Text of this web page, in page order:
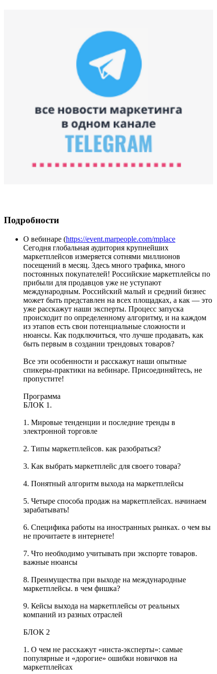
Подробности
О вебинаре (https://event.marpeople.com/mplace
Сегодня глобальная аудитория крупнейших
маркетплейсов измеряется сотнями миллионов
посещений в месяц. Здесь много трафика, много
постоянных покупателей! Российские маркетплейсы по
прибыли для продавцов уже не уступают
международным. Российский малый и средний бизнес
может быть представлен на всех площадках, а как — это
уже расскажут наши эксперты. Процесс запуска
происходит по определенному алгоритму, и на каждом
из этапов есть свои потенциальные сложности и
нюансы. Как подключиться, что лучше продавать, как
быть первым в создании трендовых товаров?
Все эти особенности и расскажут наши опытные
спикеры-практики на вебинаре. Присоединяйтесь, не
пропустите!
Программа
БЛОК 1.
1. Мировые тенденции и последние тренды в
электронной торговле
2. Типы маркетплейсов. как разобраться?
3. Как выбрать маркетплейс для своего товара?
4. Понятный алгоритм выхода на маркетплейсы
5. Четыре способа продаж на маркетплейсах. начинаем
зарабатывать!
6. Специфика работы на иностранных рынках. о чем вы
не прочитаете в интернете!
7. Что необходимо учитывать при экспорте товаров.
важные нюансы
8. Преимущества при выходе на международные
маркетплейсы. в чем фишка?
9. Кейсы выхода на маркетплейсы от реальных
компаний из разных отраслей
БЛОК 2
1. О чем не расскажут «инста-эксперты»: самые
популярные и «дорогие» ошибки новичков на
маркетплейсах